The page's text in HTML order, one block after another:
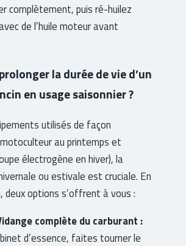
complètement, puis ré-huilez
de l’huile moteur avant
la durée de vie d’un
en usage saisonnier ?
utilisés de façon
au printemps et
électrogène en hiver), la
ou estivale est cruciale. En
deux options s’offrent à vous :
complète du carburant :
d’essence, faites tourner le